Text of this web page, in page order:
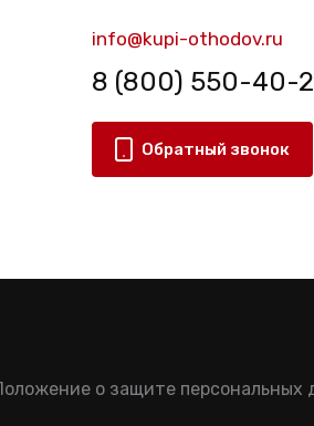
info@kupi-othodov.ru
8 (800) 550-40-
Обратный звонок
о защите персональных